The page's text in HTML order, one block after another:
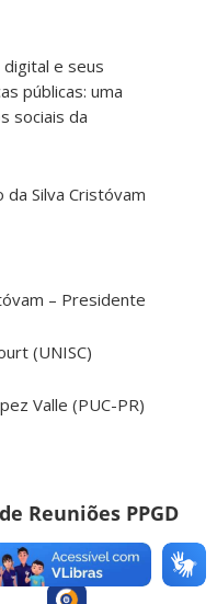
e seus
públicas: uma
sociais da
da Silva Cristóvam
– Presidente
(UNISC)
Valle (PUC-PR)
Reuniões PPGD